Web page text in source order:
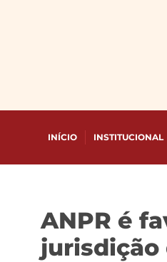
INÍCIO INSTITUCIONAL
ANPR é
jurisdição